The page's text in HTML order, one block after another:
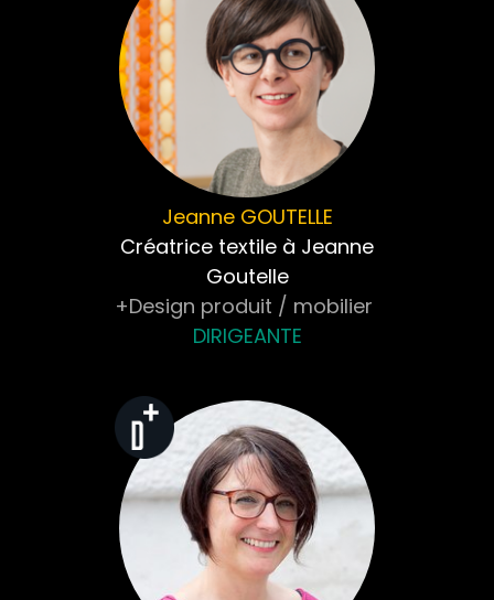
Jeanne GOUTELLE
Créatrice textile à Jeanne
Goutelle
+Design produit / mobilier
DIRIGEANTE